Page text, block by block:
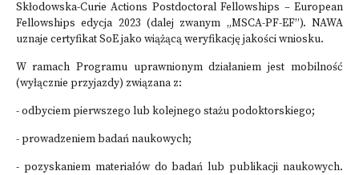
Skłodowska-Curie Actions Postdoctoral Fellowships – European
Fellowships edycja 2023 (dalej zwanym „MSCA-PF-EF”). NAWA
uznaje certyfikat SoE jako wiążącą weryfikację jakości wniosku.
W ramach Programu uprawnionym działaniem jest mobilność
(wyłącznie przyjazdy) związana z:
- odbyciem pierwszego lub kolejnego stażu podoktorskiego;
- prowadzeniem badań naukowych;
- pozyskaniem materiałów do badań lub publikacji naukowych.